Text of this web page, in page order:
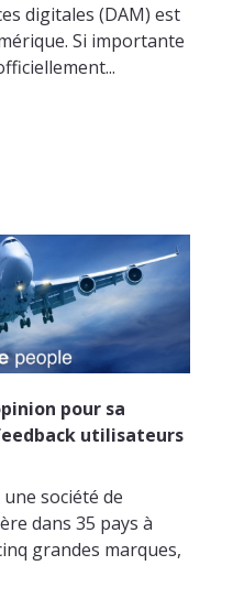
digitales (DAM) est
Si importante
pour sa
utilisateurs
société de
dans 35 pays à
grandes marques,